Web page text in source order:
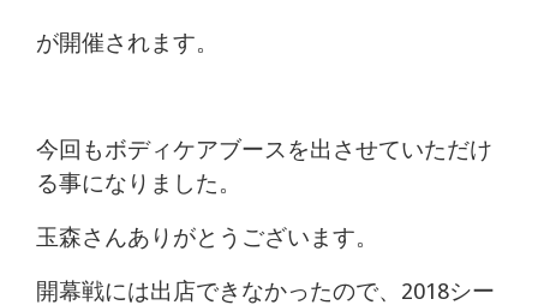
じ
骨
院
が開催されます。
今回もボディケアブースを出させていただけ
る事になりました。
玉森さんありがとうございます。
開幕戦には出店できなかったので、2018シー